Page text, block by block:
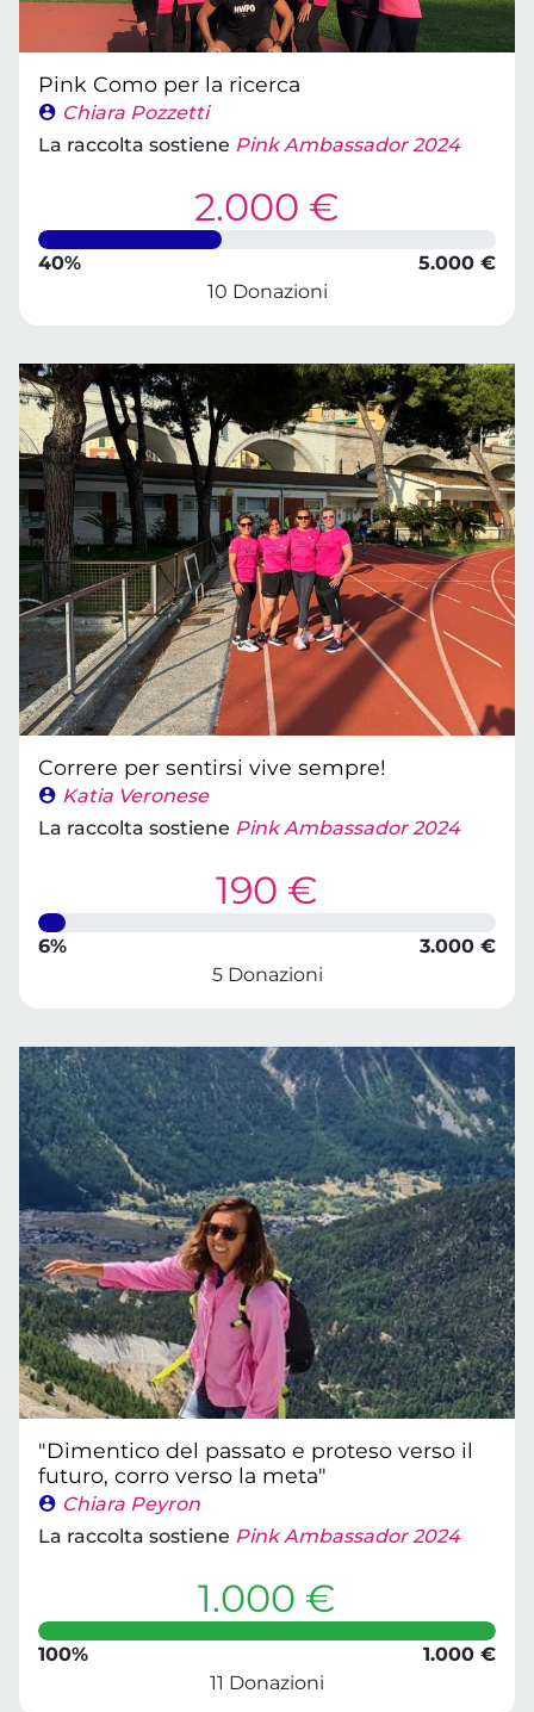
Pink Como per la ricerca
Chiara Pozzetti
La raccolta sostiene Pink Ambassador 2024
2.000 €
40%
5.000 €
10 Donazioni
Correre per sentirsi vive sempre!
Katia Veronese
La raccolta sostiene Pink Ambassador 2024
190 €
6%
3.000 €
5 Donazioni
"Dimentico del passato e proteso verso il
futuro, corro verso la meta"
Chiara Peyron
La raccolta sostiene Pink Ambassador 2024
1.000 €
100%
1.000 €
11 Donazioni